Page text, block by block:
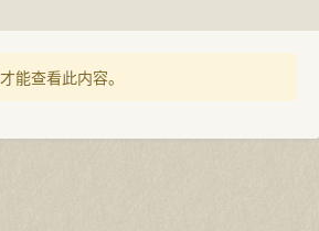
才能查看此内容。